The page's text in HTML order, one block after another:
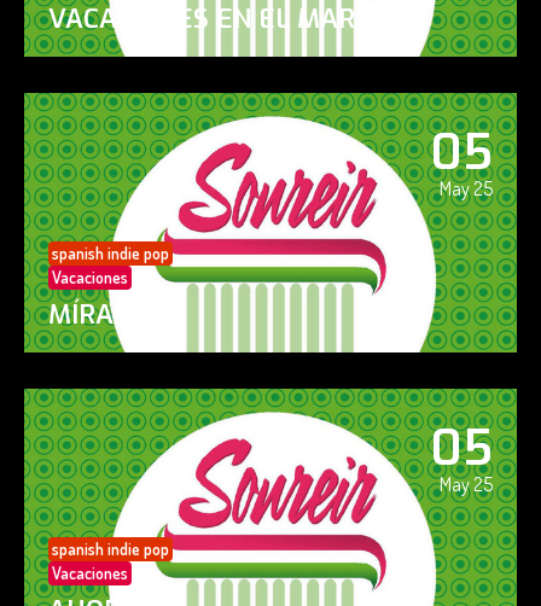
VACACIONES EN EL MAR
05
May 25
spanish indie pop
Vacaciones
MÍRAME
05
May 25
spanish indie pop
Vacaciones